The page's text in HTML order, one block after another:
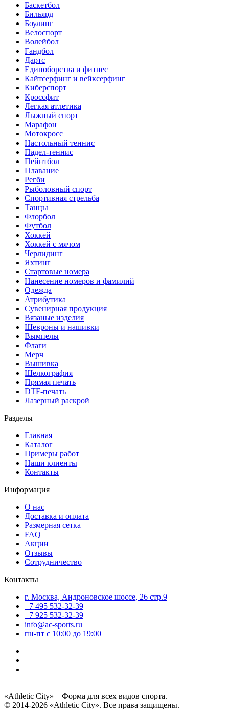
Баскетбол
Бильярд
Боулинг
Велоспорт
Волейбол
Гандбол
Дартс
Единоборства и фитнес
Кайтсерфинг и вейксерфинг
Киберспорт
Кроссфит
Легкая атлетика
Лыжный спорт
Марафон
Мотокросс
Настольный теннис
Падел-теннис
Пейнтбол
Плавание
Регби
Рыболовный спорт
Спортивная стрельба
Танцы
Флорбол
Футбол
Хоккей
Хоккей с мячом
Черлидинг
Яхтинг
Стартовые номера
Нанесение номеров и фамилий
Одежда
Атрибутика
Сувенирная продукция
Вязаные изделия
Шевроны и нашивки
Вымпелы
Флаги
Мерч
Вышивка
Шелкография
Прямая печать
DTF-печать
Лазерный раскрой
Разделы
Главная
Каталог
Примеры работ
Наши клиенты
Контакты
Информация
О нас
Доставка и оплата
Размерная сетка
FAQ
Акции
Отзывы
Сотрудничество
Контакты
г. Москва, Андроновское шоссе, 26 стр.9
+7 495 532-32-39
+7 925 532-32-39
info@ac-sports.ru
пн-пт c 10:00 до 19:00
«Athletic City» – Форма для всех видов спорта.
© 2014-2026 «Athletic City». Все права защищены.